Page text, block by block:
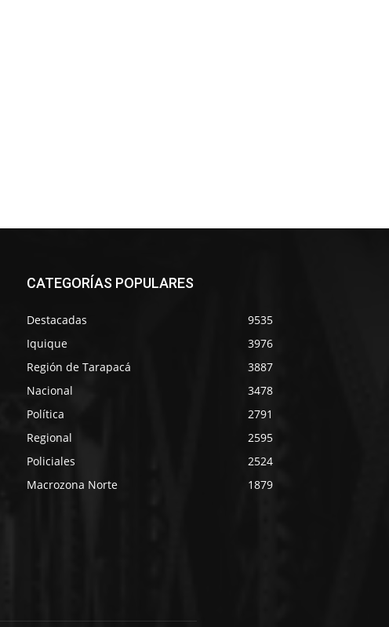
CATEGORÍAS POPULARES
Destacadas
9535
Iquique
3976
Región de Tarapacá
3887
Nacional
3478
Política
2791
Regional
2595
Policiales
2524
Macrozona Norte
1879